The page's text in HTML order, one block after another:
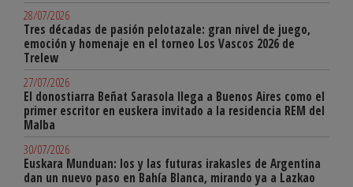
28/07/2026
Tres décadas de pasión pelotazale: gran nivel de juego,
emoción y homenaje en el torneo Los Vascos 2026 de
Trelew
27/07/2026
El donostiarra Beñat Sarasola llega a Buenos Aires como el
primer escritor en euskera invitado a la residencia REM del
Malba
30/07/2026
Euskara Munduan: los y las futuras irakasles de Argentina
dan un nuevo paso en Bahía Blanca, mirando ya a Lazkao